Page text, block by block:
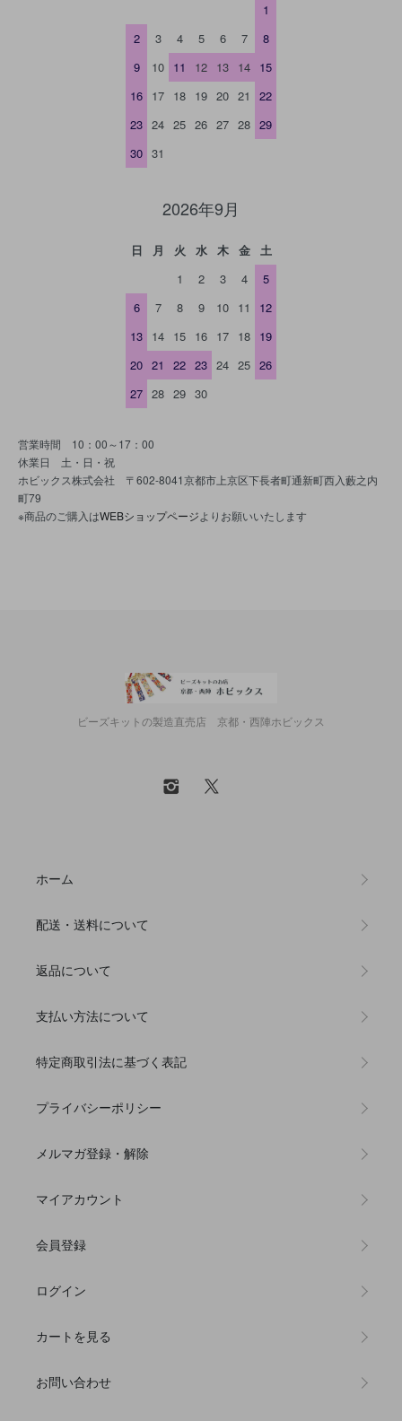
1
2
3 4 5 6 7
8
9
10 11 12 13 14 15
16 17 18 19 20 21
22
23 24 25 26 27 28 29
30 31
2026年9月
日 月 火 水 木 金
土
1
2 3 4
5
6
7 8 9 10 11
12
13 14 15 16 17 18 19
20 21 22 23 24 25 26
27 28 29 30
営業時間 10：00～17：00
休業日 土・日・祝
ホビックス株式会社 〒602-8041京都市上京区下長者町通新町西入藪之内
町79
※商品のご購入はWEBショップページよりお願いいたします
ビーズキットの製造直売店 京都・西陣ホビックス
ホーム
配送・送料について
返品について
支払い方法について
特定商取引法に基づく表記
プライバシーポリシー
メルマガ登録・解除
マイアカウント
会員登録
ログイン
カートを見る
お問い合わせ